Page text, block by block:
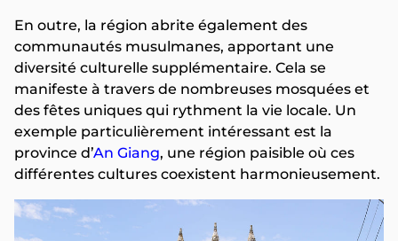
En outre, la région abrite également des
communautés musulmanes, apportant une
diversité culturelle supplémentaire. Cela se
manifeste à travers de nombreuses mosquées et
des fêtes uniques qui rythment la vie locale. Un
exemple particulièrement intéressant est la
province d’An Giang, une région paisible où ces
différentes cultures coexistent harmonieusement.